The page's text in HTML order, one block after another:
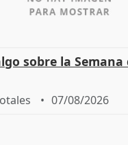
sobre la Semana
07/08/2026